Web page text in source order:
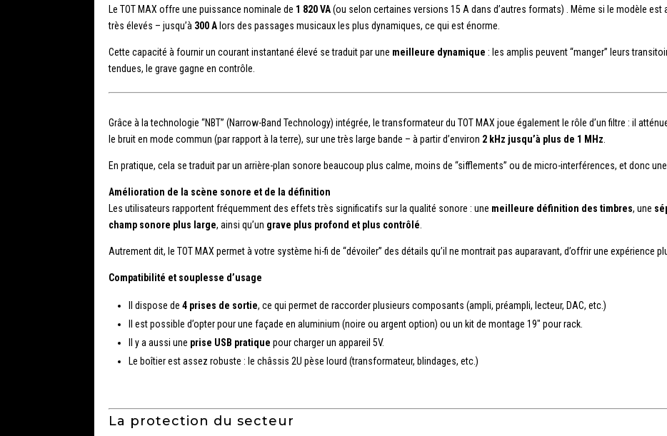
Le TOT MAX offre une puissance nominale de 1 820 VA(ou selon certaines versions 15 A dans d’autres formats) . Même si le modèle est
très élevés – jusqu’à 300 A lors des passages musicaux les plus dynamiques, ce qui est énorme.
Cette capacité à fournir un courant instantané élevé se traduit par une meilleure dynamique : les amplis peuvent “manger” leurs
tendues, le grave gagne en contrôle.
Grâce à la technologie “NBT” (Narrow-Band Technology) intégrée, le transformateur du TOT MAX joue également le rôle d’un filtre : il
le bruit en mode commun (par rapport à la terre), sur une très large bande ­– à partir d’environ 2 kHz jusqu’à plus de 1 MHz.
En pratique, cela se traduit par un arrière-plan sonore beaucoup plus calme, moins de “sifflements” ou de micro-interférences, et donc
Amélioration de la scène sonore et de la définition
Les utilisateurs rapportent fréquemment des effets très significatifs sur la qualité sonore : une meilleure définition des timbres, une
champ sonore plus large, ainsi qu’un grave plus profond et plus contrôlé.
Autrement dit, le TOT MAX permet à votre système hi-fi de “dévoiler” des détails qu’il ne montrait pas auparavant, d’offrir une expérience
Compatibilité et souplesse d’usage
Il dispose de 4 prises de sortie, ce qui permet de raccorder plusieurs composants (ampli, préampli, lecteur, DAC, etc.)
Il est possible d’opter pour une façade en aluminium (noire ou argent option) ou un kit de montage 19″ pour rack.
Il y a aussi une prise USB pratique pour charger un appareil 5V.
Le boîtier est assez robuste : le châssis 2U pèse lourd (transformateur, blindages, etc.)
La protection du secteur